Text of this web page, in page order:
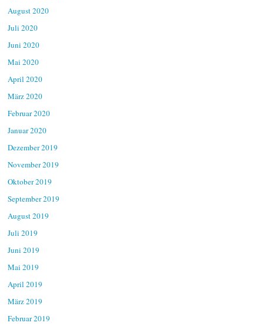
August 2020
Juli 2020
Juni 2020
Mai 2020
April 2020
März 2020
Februar 2020
Januar 2020
Dezember 2019
November 2019
Oktober 2019
September 2019
August 2019
Juli 2019
Juni 2019
Mai 2019
April 2019
März 2019
Februar 2019